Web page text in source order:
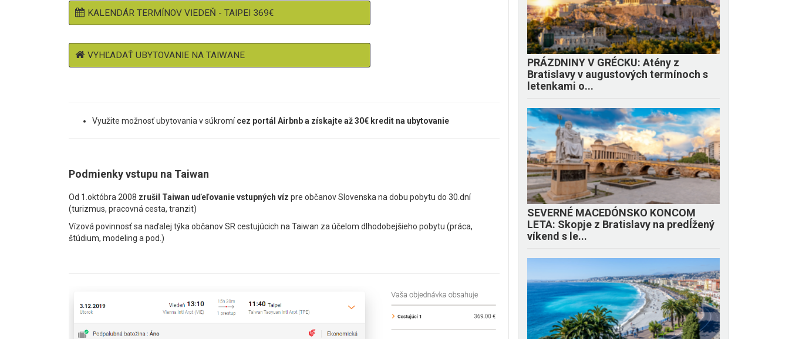
KALENDÁR TERMÍNOV VIEDEŇ - TAIPEI 369€
VYHĽADAŤ UBYTOVANIE NA TAIWANE
Využite možnosť ubytovania v súkromícez portál Airbnb a získajte až 30€ kredit na ubytovanie
Podmienky vstupu na Taiwan
Od 1.októbra 2008 zrušil Taiwan uďeľovanie vstupných víz pre občanov Slovenska na dobu pobytu do 30.dní
(turizmus, pracovná cesta, tranzit)
Vízová povinnosť sa naďalej týka občanov SR cestujúcich na Taiwan za účelom dlhodobejšieho pobytu (práca,
štúdium, modeling a pod.)
PRÁZDNINY V GRÉCKU: Atény z
Bratislavy v augustových termínoch s
letenkami o...
SEVERNÉ MACEDÓNSKO KONCOM
LETA: Skopje z Bratislavy na predĺžený
víkend s le...